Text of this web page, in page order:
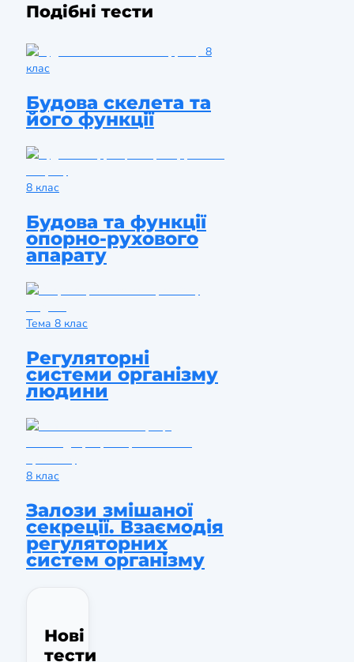
Подібні тести
8
клас
Будова скелета та
його функції
8 клас
Будова та функції
опорно-рухового
апарату
Тема 8 клас
Регуляторні
системи організму
людини
8 клас
Залози змішаної
секреції. Взаємодія
регуляторних
систем організму
Нові
тести